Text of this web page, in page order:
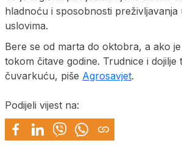
hladnoću i sposobnosti preživljavanja
uslovima.
Bere se od marta do oktobra, a ako
tokom čitave godine. Trudnice i dojilje
čuvarkuću, piše Agrosavjet.
Podijeli vijest na: